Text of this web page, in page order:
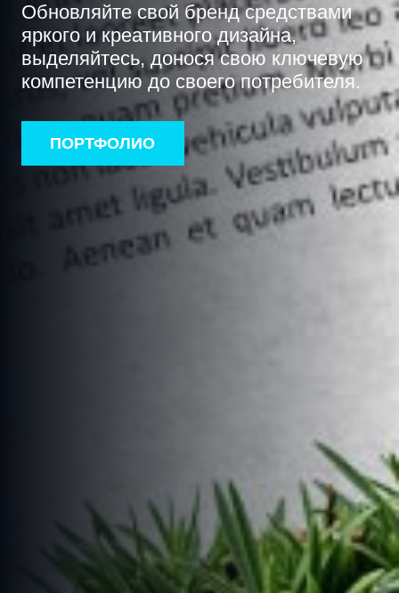
Обновляйте свой бренд средствами
яркого и креативного дизайна,
выделяйтесь, донося свою ключевую
компетенцию до своего потребителя.
ПОРТФОЛИО